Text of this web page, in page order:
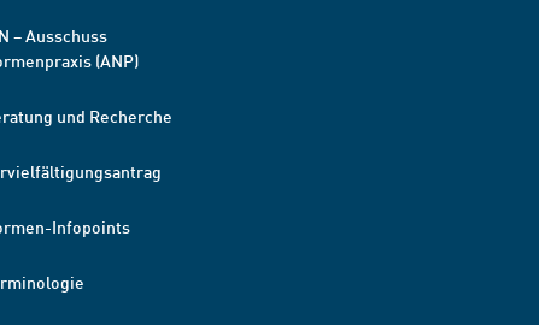
– Ausschuss
(ANP)
und Recherche
Infopoints